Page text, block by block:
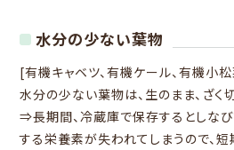
水分の少ない葉物
[有機キャベツ、有機ケール、有機小
水分の少ない葉物は、生のまま、ざく
⇒長期間、冷蔵庫で保存するとしなび
する栄養素が失われてしまうので、